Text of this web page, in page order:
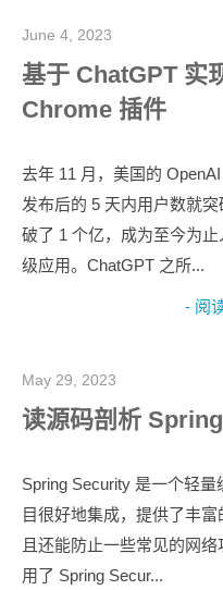
June 4, 2023
基于 ChatGPT 实
Chrome 插件
去年 11 月，美国的
发布后的 5 天内用户数就
破了 1 个亿，成为至今为
级应用。ChatGPT 之所...
- 阅
May 29, 2023
读源码剖析
Spring Security 是一个轻
目很好地集成，提供了丰
且还能防止一些常见的网
用了 Spring Secur...